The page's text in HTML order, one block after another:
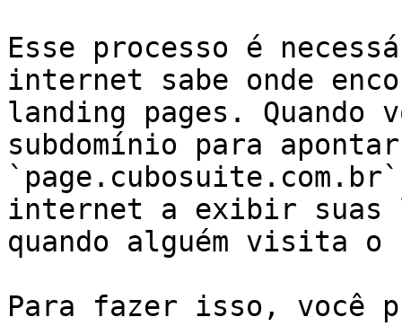
Esse processo é
internet sabe onde
landing pages. Quando
subdomínio para
internet a exibir suas
quando alguém visita o
Para fazer isso, você